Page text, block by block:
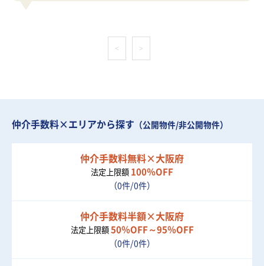
< >
仲介手数料×エリアから探す （公開物件/非公開物件）
仲介手数料無料×大阪府
法定上限額 100％OFF
（0件/0件）
仲介手数料半額×大阪府
法定上限額50％OFF～95％OFF
（0件/0件）